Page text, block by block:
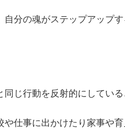
分の魂がステップアップ
じ行動を反射的にしている
仕事に出かけたり家事や